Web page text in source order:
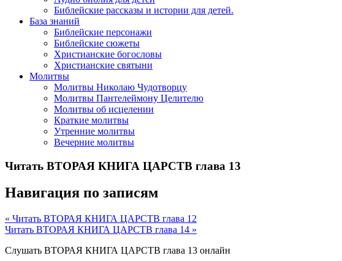
Библейские рассказы и истории для детей.
База знаний
Библейские персонажи
Библейские сюжеты
Христианские богословы
Христианские святыни
Молитвы
Молитвы Николаю Чудотворцу
Молитвы Пантелеймону Целителю
Молитвы об исцелении
Краткие молитвы
Утренние молитвы
Вечерние молитвы
Читать ВТОРАЯ КНИГА ЦАРСТВ глава 13
Навигация по записям
« Читать ВТОРАЯ КНИГА ЦАРСТВ глава 12
Читать ВТОРАЯ КНИГА ЦАРСТВ глава 14 »
Слушать ВТОРАЯ КНИГА ЦАРСТВ глава 13 онлайн